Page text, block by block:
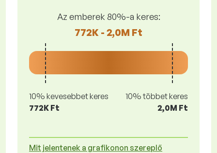
Az emberek 80%-a keres:
772K - 2,0M Ft
10% kevesebbet keres
772K Ft
10% többet keres
2,0M Ft
Mit jelentenek a grafikonon szereplő